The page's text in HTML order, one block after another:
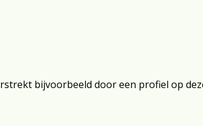
bijvoorbeeld door een profiel op